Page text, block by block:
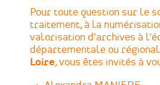
Pour toute question sur le
traitement, à la
valorisation d'archives à
départementale ou
Loire, vous êtes invités à